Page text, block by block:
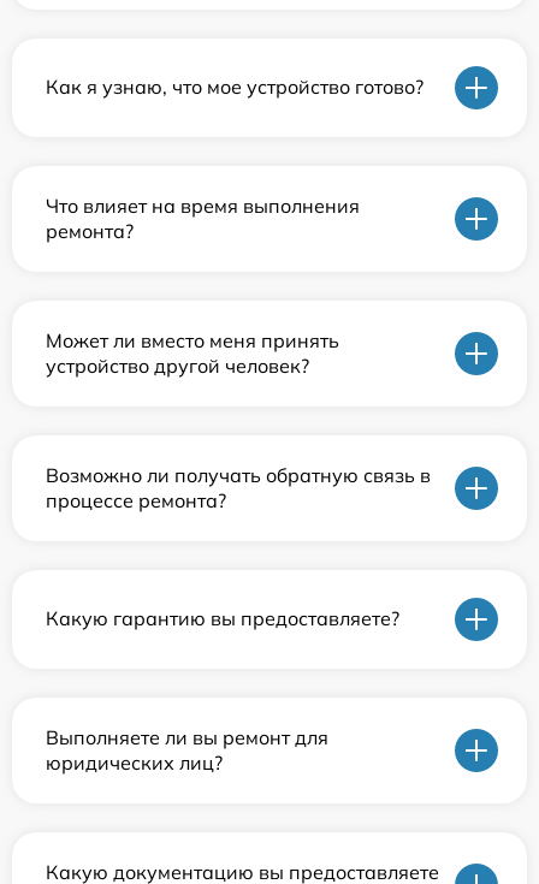
Как я узнаю, что мое устройство готово?
Что влияет на время выполнения
ремонта?
Может ли вместо меня принять
устройство другой человек?
Возможно ли получать обратную связь в
процессе ремонта?
Какую гарантию вы предоставляете?
Выполняете ли вы ремонт для
юридических лиц?
Какую документацию вы предоставляете